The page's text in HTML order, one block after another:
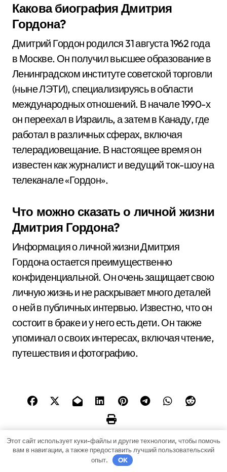
Какова биография Дмитрия
Гордона?
Дмитрий Гордон родился 31 августа 1962 года
в Москве. Он получил высшее образование в
Ленинградском институте советской торговли
(ныне ЛЭТИ), специализируясь в области
международных отношений. В начале 1990-х
он переехал в Израиль, а затем в Канаду, где
работал в различных сферах, включая
телерадиовещание. В настоящее время он
известен как журналист и ведущий ток-шоу на
телеканале «Гордон».
Что можно сказать о личной жизни
Дмитрия Гордона?
Информация о личной жизни Дмитрия
Гордона остается преимущественно
конфиденциальной. Он очень защищает свою
личную жизнь и не раскрывает много деталей
о ней в публичных интервью. Известно, что он
состоит в браке и у него есть дети. Он также
упоминал о своих интересах, включая чтение,
путешествия и фотографию.
Этот сайт использует куки-файлы и другие технологии, чтобы помочь
вам в навигации, а также предоставить лучший пользовательский
опыт.
OK